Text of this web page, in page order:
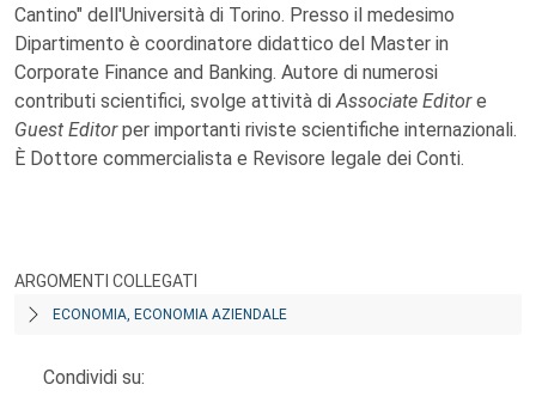
Cantino" dell'Università di Torino. Presso il medesimo
Dipartimento è coordinatore didattico del Master in
Corporate Finance and Banking. Autore di numerosi
contributi scientifici, svolge attività diAssociate Editore
Guest Editorper importanti riviste scientifiche internazionali.
È Dottore commercialista e Revisore legale dei Conti.
ARGOMENTI COLLEGATI
ECONOMIA, ECONOMIA AZIENDALE
Condividi su: